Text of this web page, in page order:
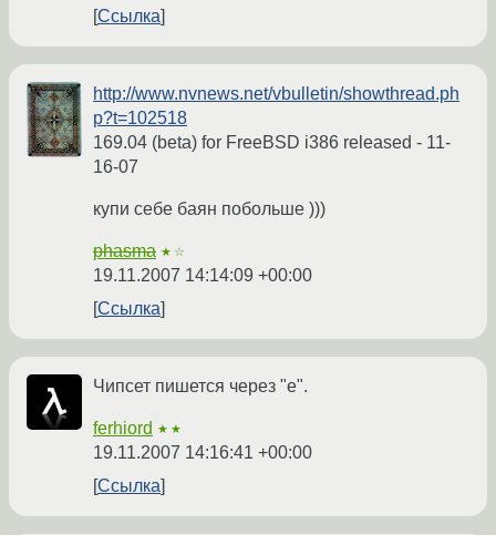
Ссылка
http://www.nvnews.net/vbulletin/showthread.ph
p?t=102518
169.04 (beta) for FreeBSD i386 released - 11-
16-07
купи себе баян побольше )))
phasma ★☆
19.11.2007 14:14:09 +00:00
Ссылка
Чипсет пишется через "е".
ferhiord ★★
19.11.2007 14:16:41 +00:00
Ссылка